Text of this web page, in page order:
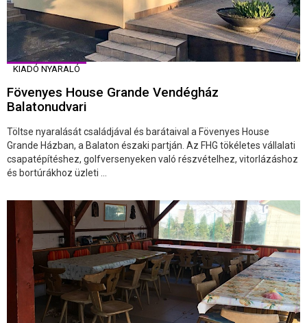
KIADÓ NYARALÓ
Fövenyes House Grande Vendégház
Balatonudvari
Töltse nyaralását családjával és barátaival a Fövenyes House
Grande Házban, a Balaton északi partján. Az FHG tökéletes vállalati
csapatépítéshez, golfversenyeken való részvételhez, vitorlázáshoz
és bortúrákhoz üzleti ...